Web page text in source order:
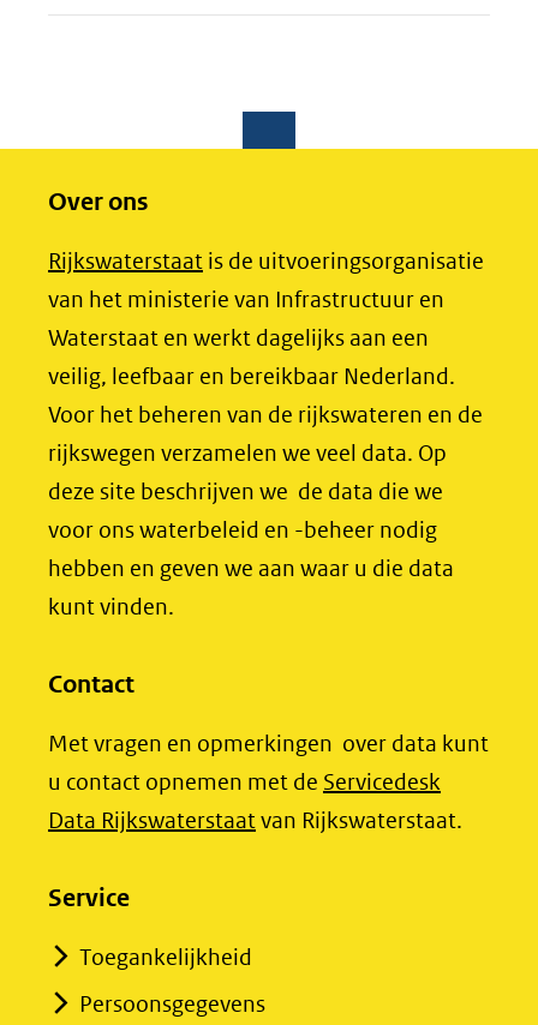
Over ons
Rijkswaterstaat (opent
in
nieuw
venster)
(verwijst
naar
een
andere
website)
is de uitvoeringsorganisatie
van het ministerie van Infrastructuur en
Waterstaat en werkt dagelijks aan een
veilig, leefbaar en bereikbaar Nederland.
Voor het beheren van de rijkswateren en de
rijkswegen verzamelen we veel data. Op
deze site beschrijven we de data die we
voor ons waterbeleid en -beheer nodig
hebben en geven we aan waar u die data
kunt vinden.
Contact
Met vragen en opmerkingen over data kunt
u contact opnemen met de Servicedesk
Data Rijkswaterstaat (opent
naar
van Rijkswaterstaat.
Service
Toegankelijkheid
Persoonsgegevens